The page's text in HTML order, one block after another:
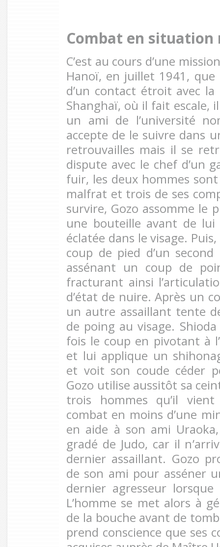
Combat en situation
C’est au cours d’une
Hanoï, en juillet 1941, que
d’un contact étroit avec
Shanghaï, où il fait escale,
un ami de l’université
accepte de le suivre dans
retrouvailles mais il se
dispute avec le chef d’un
fuir, les deux hommes
malfrat et trois de ses
survire, Gozo assomme le
une bouteille avant de
éclatée dans le visage.
coup de pied d’un
assénant un coup de
fracturant ainsi
d’état de nuire. Après un
un autre assaillant tente
de poing au visage.
fois le coup en pivotant à
et lui applique un
et voit son coude céder
Gozo utilise aussitôt sa
trois hommes qu’il
combat en moins d’une
en aide à son ami
gradé de Judo, car il
dernier assaillant. Gozo
de son ami pour asséner
dernier agresseur
L’homme se met alors à
de la bouche avant de
prend conscience que ses